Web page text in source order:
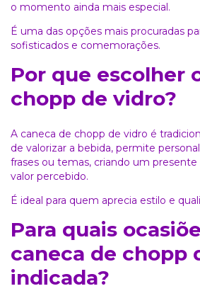
o momento ainda mais especial.
É uma das opções mais procuradas
sofisticados e comemorações.
Por que escolher
chopp de vidro?
A caneca de chopp de vidro é
de valorizar a bebida, permite
frases ou temas, criando um presente
valor percebido.
É ideal para quem aprecia estilo e
Para quais
caneca de chopp
indicada?